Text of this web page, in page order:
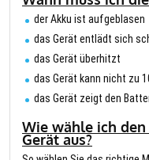
der Akku ist aufgeblasen
das Gerät entlädt sich
das Gerät überhitzt
das Gerät kann nicht zu
das Gerät zeigt den
Wie wähle ich
Gerät aus?